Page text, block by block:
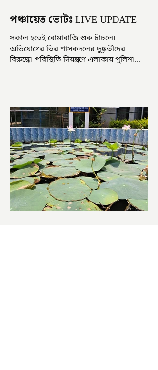
পঞ্চায়েত ভোটঃ LIVE UPDATE
সকাল হতেই বোমাবাজি শুরু চাঁচলে৷
অভিযোগের তির শাসকদলের দুষ্কৃতীদের
বিরুদ্ধে৷ পরিস্থিতি নিয়ন্ত্রণে এলাকায় পুলিশ৷